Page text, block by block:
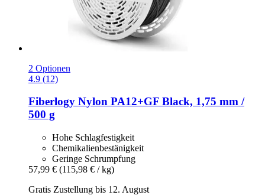
2 Optionen
4.9 (12)
Fiberlogy Nylon PA12+GF Black, 1,75 mm /
500 g
Hohe Schlagfestigkeit
Chemikalienbestänigkeit
Geringe Schrumpfung
57,99 € (115,98 € / kg)
Gratis Zustellung bis 12. August